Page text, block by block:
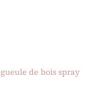
gueule de bois spray